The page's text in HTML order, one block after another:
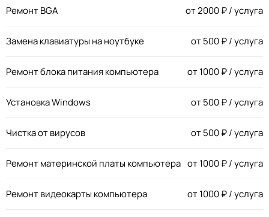
Ремонт BGA от2000₽ / услуга
Замена клавиатуры на ноутбуке от500₽ / услуга
Ремонт блока питания компьютера от1000₽ / услуга
Установка Windows от500₽ / услуга
Чистка от вирусов от500₽ / услуга
Ремонт материнской платы компьютера от1000₽ / услуга
Ремонт видеокарты компьютера от1000₽ / услуга